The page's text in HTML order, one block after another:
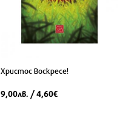
Христос Воскресе!
9,00лв. / 4,60€